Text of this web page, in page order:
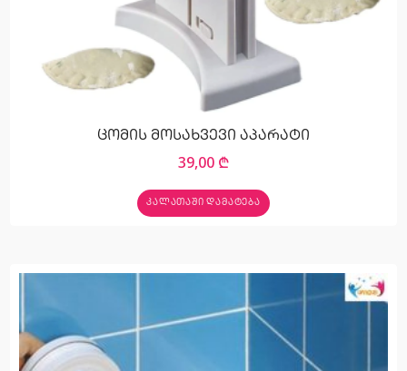
ცომის მოსახვევი აპარატი
39,00 ₾
ᲙᲐᲚᲐᲗᲐᲨᲘ ᲓᲐᲛᲐᲢᲔᲑᲐ